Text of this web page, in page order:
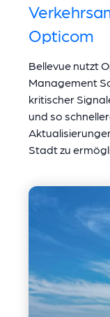
Opticom
Bellevue nutzt
Management
kritischer
und so
Stadt zu